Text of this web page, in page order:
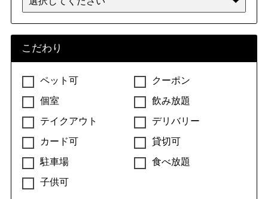
こだわり
ペット可
クーポン
個室
飲み放題
テイクアウト
デリバリー
カード可
貸切可
駐車場
食べ放題
子供可